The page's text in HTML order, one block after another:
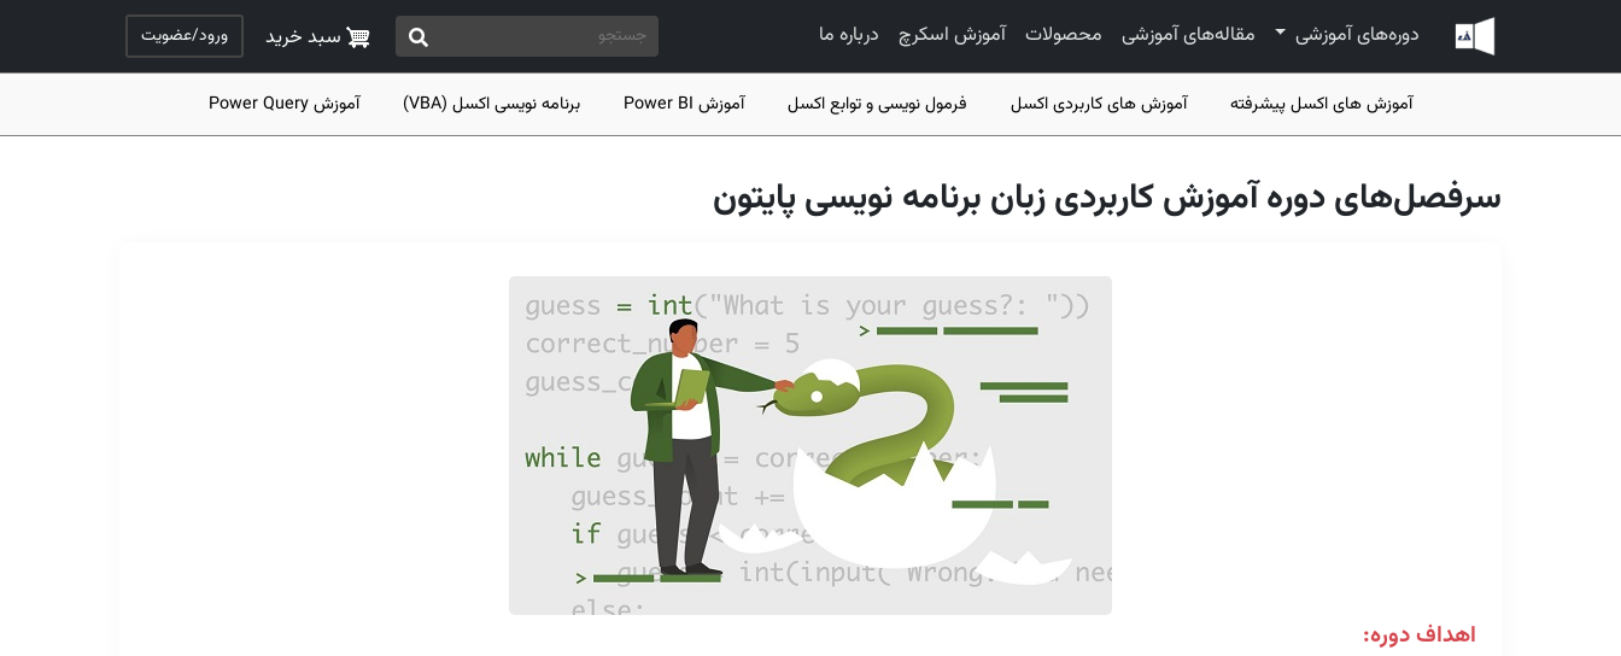
رفتن به محتوای اصلی
دوره‌های آموزشی مقاله‌های آموزشی محصولات آموزش اسکرچ درباره ما سبد خرید ورود/عضویت
آموزش های اکسل پیشرفته آموزش های کاربردی اکسل فرمول نویسی و توابع اکسل آموزش Power BI برنامه نویسی اکسل (VBA) آموزش Power Query
سرفصل‌های دوره آموزش کاربردی زبان برنامه نویسی پایتون
اهداف دوره: